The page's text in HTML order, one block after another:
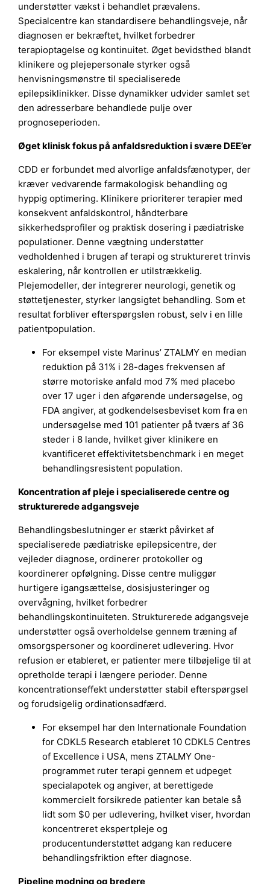
understøtter vækst i behandlet prævalens.
Specialcentre kan standardisere behandlingsveje, når
diagnosen er bekræftet, hvilket forbedrer
terapioptagelse og kontinuitet. Øget bevidsthed blandt
klinikere og plejepersonale styrker også
henvisningsmønstre til specialiserede
epilepsiklinikker. Disse dynamikker udvider samlet set
den adresserbare behandlede pulje over
prognoseperioden.
Øget klinisk fokus på anfaldsreduktion i svære DEE’er
CDD er forbundet med alvorlige anfaldsfænotyper, der
kræver vedvarende farmakologisk behandling og
hyppig optimering. Klinikere prioriterer terapier med
konsekvent anfaldskontrol, håndterbare
sikkerhedsprofiler og praktisk dosering i pædiatriske
populationer. Denne vægtning understøtter
vedholdenhed i brugen af terapi og struktureret trinvis
eskalering, når kontrollen er utilstrækkelig.
Plejemodeller, der integrerer neurologi, genetik og
støttetjenester, styrker langsigtet behandling. Som et
resultat forbliver efterspørgslen robust, selv i en lille
patientpopulation.
For eksempel viste Marinus’ ZTALMY en median
reduktion på 31% i 28-dages frekvensen af
større motoriske anfald mod 7% med placebo
over 17 uger i den afgørende undersøgelse, og
FDA angiver, at godkendelsesbeviset kom fra en
undersøgelse med 101 patienter på tværs af 36
steder i 8 lande, hvilket giver klinikere en
kvantificeret effektivitetsbenchmark i en meget
behandlingsresistent population.
Koncentration af pleje i specialiserede centre og
strukturerede adgangsveje
Behandlingsbeslutninger er stærkt påvirket af
specialiserede pædiatriske epilepsicentre, der
vejleder diagnose, ordinerer protokoller og
koordinerer opfølgning. Disse centre muliggør
hurtigere igangsættelse, dosisjusteringer og
overvågning, hvilket forbedrer
behandlingskontinuiteten. Strukturerede adgangsveje
understøtter også overholdelse gennem træning af
omsorgspersoner og koordineret udlevering. Hvor
refusion er etableret, er patienter mere tilbøjelige til at
opretholde terapi i længere perioder. Denne
koncentrationseffekt understøtter stabil efterspørgsel
og forudsigelig ordinationsadfærd.
For eksempel har den Internationale Foundation
for CDKL5 Research etableret 10 CDKL5 Centres
of Excellence i USA, mens ZTALMY One-
programmet ruter terapi gennem et udpeget
specialapotek og angiver, at berettigede
kommercielt forsikrede patienter kan betale så
lidt som $0 per udlevering, hvilket viser, hvordan
koncentreret ekspertpleje og
producentunderstøttet adgang kan reducere
behandlingsfriktion efter diagnose.
Pipeline modning og bredere